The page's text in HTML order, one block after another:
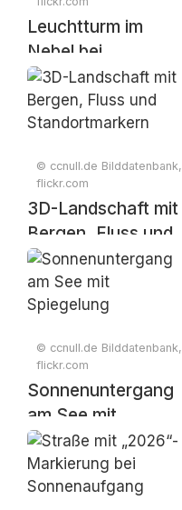
Leuchtturm im
Nebel bei
Sonnenaufgang
© ccnull.de Bilddatenbank,
flickr.com
3D-Landschaft mit
Bergen, Fluss und
Standortmarkern
© ccnull.de Bilddatenbank,
flickr.com
Sonnenuntergang
am See mit
Spiegelung